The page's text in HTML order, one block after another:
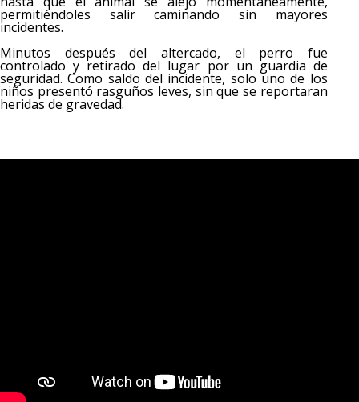
permitiéndoles salir caminando sin mayores
incidentes.
Minutos después del altercado, el perro fue
controlado y retirado del lugar por un guardia de
seguridad. Como saldo del incidente, solo uno de los
niños presentó rasguños leves, sin que se reportaran
heridas de gravedad.